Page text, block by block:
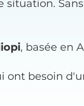
, basée en
ont besoin